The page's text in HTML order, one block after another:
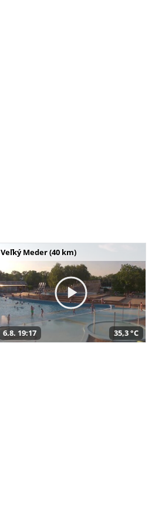
Veľký Meder (40 km)
6.8. 19:17 35,3 °C